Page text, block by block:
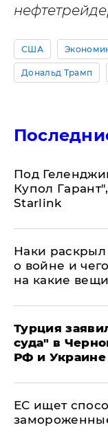
США
Дональд Трамп
Под
Купол
Starlink
Наки раскрыл
о войне и
на какие
Турция
суда" в
РФ и Украине
ЕС ищет